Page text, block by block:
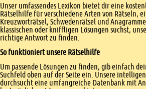
Unser umfassendes Lexikon bietet dir eine
Rätselhilfe für verschiedene Arten von Rätseln,
Kreuzworträtsel, Schwedenrätsel und
klassischen oder kniffligen Lösungen suchst,
richtige Antwort zu finden.
So funktioniert unsere Rätselhilfe
Um passende Lösungen zu finden, gib einfach
Suchfeld oben auf der Seite ein. Unsere
durchsucht eine umfangreiche Datenbank mit